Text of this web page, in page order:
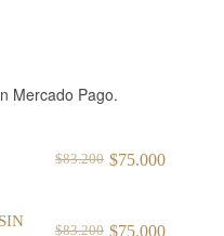
Mercado Pago.
$83.200 El
era:
$75.000
El
es:
$83.200 $75.000